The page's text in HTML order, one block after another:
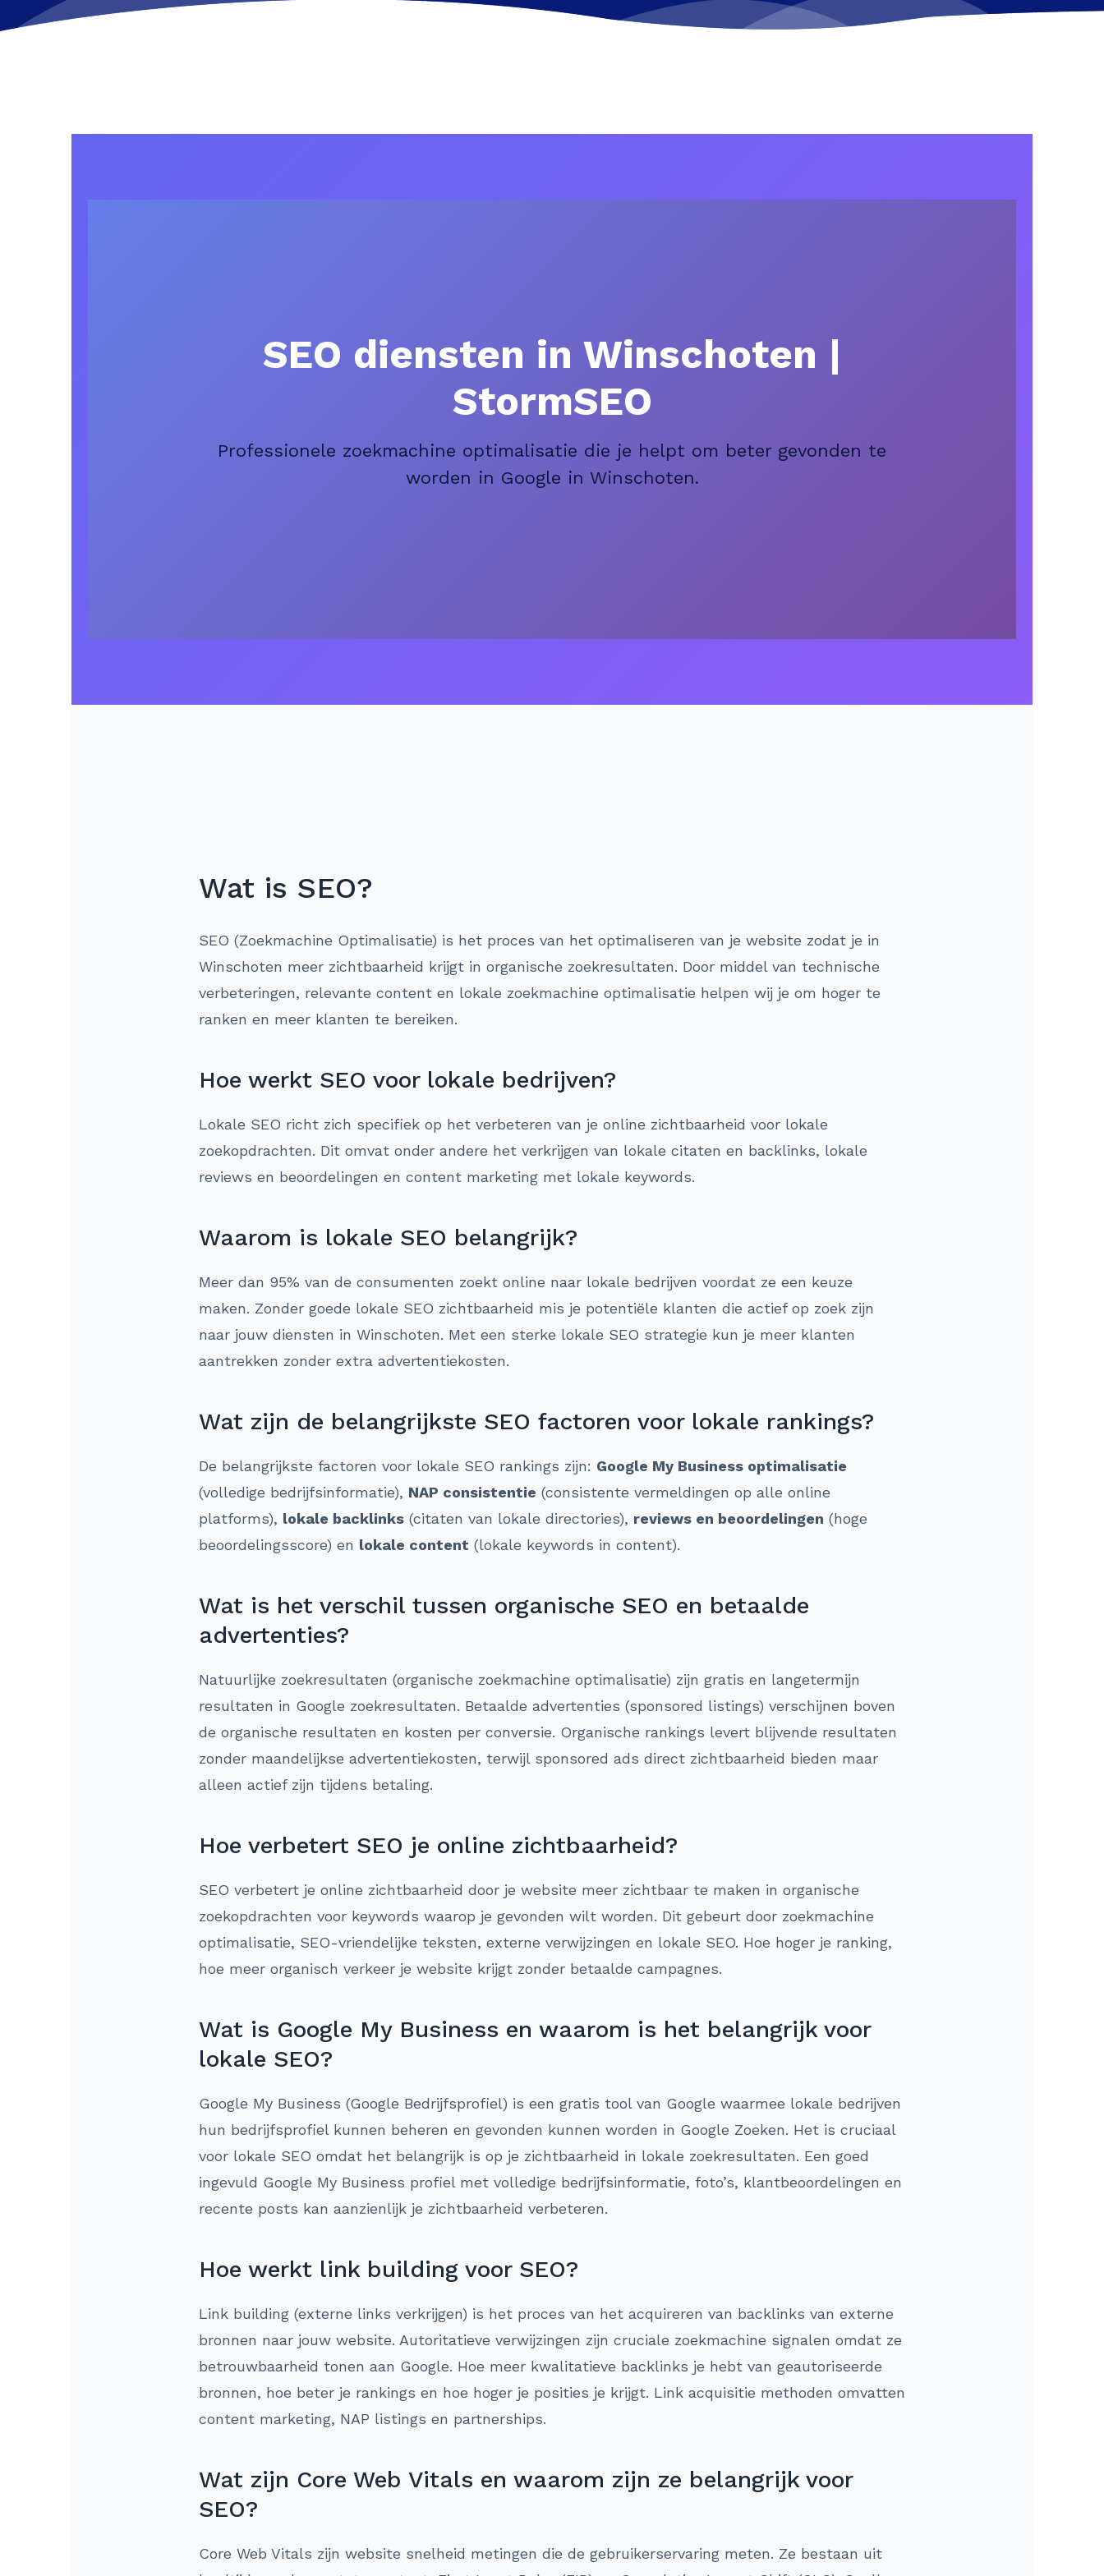
SEO diensten in Winschoten |
StormSEO
Professionele zoekmachine optimalisatie die je helpt om beter gevonden te
worden in Google in Winschoten.
Wat is SEO?
SEO (Zoekmachine Optimalisatie) is het proces van het optimaliseren van je website zodat je in
Winschoten meer zichtbaarheid krijgt in organische zoekresultaten. Door middel van technische
verbeteringen, relevante content en lokale zoekmachine optimalisatie helpen wij je om hoger te
ranken en meer klanten te bereiken.
Hoe werkt SEO voor lokale bedrijven?
Lokale SEO richt zich specifiek op het verbeteren van je online zichtbaarheid voor lokale
zoekopdrachten. Dit omvat onder andere het verkrijgen van lokale citaten en backlinks, lokale
reviews en beoordelingen en content marketing met lokale keywords.
Waarom is lokale SEO belangrijk?
Meer dan 95% van de consumenten zoekt online naar lokale bedrijven voordat ze een keuze
maken. Zonder goede lokale SEO zichtbaarheid mis je potentiële klanten die actief op zoek zijn
naar jouw diensten in Winschoten. Met een sterke lokale SEO strategie kun je meer klanten
aantrekken zonder extra advertentiekosten.
Wat zijn de belangrijkste SEO factoren voor lokale rankings?
De belangrijkste factoren voor lokale SEO rankings zijn: Google My Business optimalisatie
(volledige bedrijfsinformatie), NAP consistentie (consistente vermeldingen op alle online
platforms), lokale backlinks (citaten van lokale directories), reviews en beoordelingen (hoge
beoordelingsscore) en lokale content (lokale keywords in content).
Wat is het verschil tussen organische SEO en betaalde
advertenties?
Natuurlijke zoekresultaten (organische zoekmachine optimalisatie) zijn gratis en langetermijn
resultaten in Google zoekresultaten. Betaalde advertenties (sponsored listings) verschijnen boven
de organische resultaten en kosten per conversie. Organische rankings levert blijvende resultaten
zonder maandelijkse advertentiekosten, terwijl sponsored ads direct zichtbaarheid bieden maar
alleen actief zijn tijdens betaling.
Hoe verbetert SEO je online zichtbaarheid?
SEO verbetert je online zichtbaarheid door je website meer zichtbaar te maken in organische
zoekopdrachten voor keywords waarop je gevonden wilt worden. Dit gebeurt door zoekmachine
optimalisatie, SEO-vriendelijke teksten, externe verwijzingen en lokale SEO. Hoe hoger je ranking,
hoe meer organisch verkeer je website krijgt zonder betaalde campagnes.
Wat is Google My Business en waarom is het belangrijk voor
lokale SEO?
Google My Business (Google Bedrijfsprofiel) is een gratis tool van Google waarmee lokale bedrijven
hun bedrijfsprofiel kunnen beheren en gevonden kunnen worden in Google Zoeken. Het is cruciaal
voor lokale SEO omdat het belangrijk is op je zichtbaarheid in lokale zoekresultaten. Een goed
ingevuld Google My Business profiel met volledige bedrijfsinformatie, foto’s, klantbeoordelingen en
recente posts kan aanzienlijk je zichtbaarheid verbeteren.
Hoe werkt link building voor SEO?
Link building (externe links verkrijgen) is het proces van het acquireren van backlinks van externe
bronnen naar jouw website. Autoritatieve verwijzingen zijn cruciale zoekmachine signalen omdat ze
betrouwbaarheid tonen aan Google. Hoe meer kwalitatieve backlinks je hebt van geautoriseerde
bronnen, hoe beter je rankings en hoe hoger je posities je krijgt. Link acquisitie methoden omvatten
content marketing, NAP listings en partnerships.
Wat zijn Core Web Vitals en waarom zijn ze belangrijk voor
SEO?
Core Web Vitals zijn website snelheid metingen die de gebruikerservaring meten. Ze bestaan uit